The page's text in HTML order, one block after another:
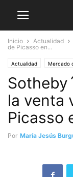
Inicio Actualidad
de Picasso en...
Actualidad Mercado
la venta
Picasso
Por María Jesús